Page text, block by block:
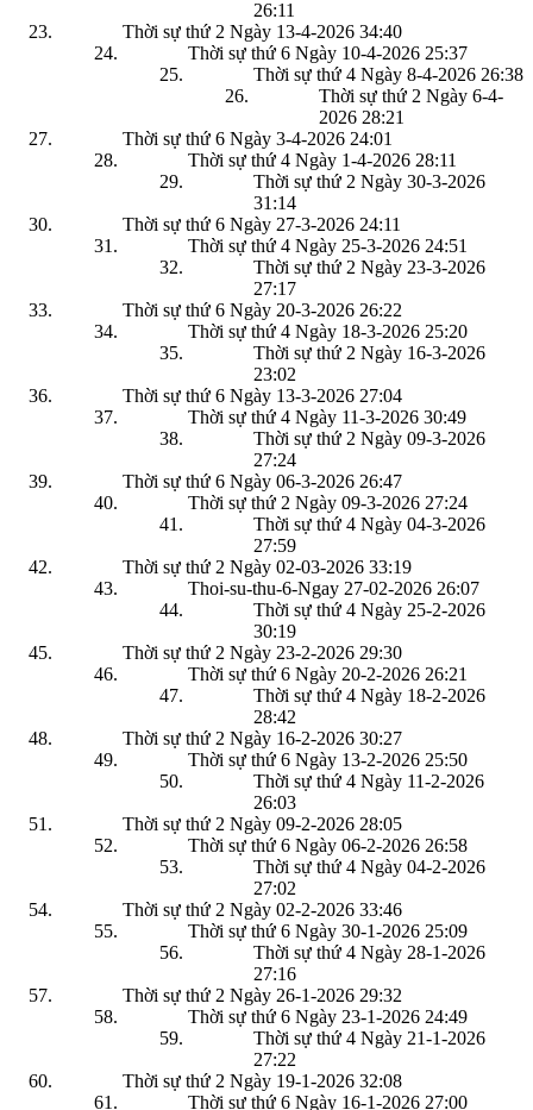
26:11
Thời sự thứ 2 Ngày 13-4-2026 34:40
Thời sự thứ 6 Ngày 10-4-2026 25:37
Thời sự thứ 4 Ngày 8-4-2026 26:38
Thời sự thứ 2 Ngày 6-4-
2026 28:21
Thời sự thứ 6 Ngày 3-4-2026 24:01
Thời sự thứ 4 Ngày 1-4-2026 28:11
Thời sự thứ 2 Ngày 30-3-2026
31:14
Thời sự thứ 6 Ngày 27-3-2026 24:11
Thời sự thứ 4 Ngày 25-3-2026 24:51
Thời sự thứ 2 Ngày 23-3-2026
27:17
Thời sự thứ 6 Ngày 20-3-2026 26:22
Thời sự thứ 4 Ngày 18-3-2026 25:20
Thời sự thứ 2 Ngày 16-3-2026
23:02
Thời sự thứ 6 Ngày 13-3-2026 27:04
Thời sự thứ 4 Ngày 11-3-2026 30:49
Thời sự thứ 2 Ngày 09-3-2026
27:24
Thời sự thứ 6 Ngày 06-3-2026 26:47
Thời sự thứ 2 Ngày 09-3-2026 27:24
Thời sự thứ 4 Ngày 04-3-2026
27:59
Thời sự thứ 2 Ngày 02-03-2026 33:19
Thoi-su-thu-6-Ngay 27-02-2026 26:07
Thời sự thứ 4 Ngày 25-2-2026
30:19
Thời sự thứ 2 Ngày 23-2-2026 29:30
Thời sự thứ 6 Ngày 20-2-2026 26:21
Thời sự thứ 4 Ngày 18-2-2026
28:42
Thời sự thứ 2 Ngày 16-2-2026 30:27
Thời sự thứ 6 Ngày 13-2-2026 25:50
Thời sự thứ 4 Ngày 11-2-2026
26:03
Thời sự thứ 2 Ngày 09-2-2026 28:05
Thời sự thứ 6 Ngày 06-2-2026 26:58
Thời sự thứ 4 Ngày 04-2-2026
27:02
Thời sự thứ 2 Ngày 02-2-2026 33:46
Thời sự thứ 6 Ngày 30-1-2026 25:09
Thời sự thứ 4 Ngày 28-1-2026
27:16
Thời sự thứ 2 Ngày 26-1-2026 29:32
Thời sự thứ 6 Ngày 23-1-2026 24:49
Thời sự thứ 4 Ngày 21-1-2026
27:22
Thời sự thứ 2 Ngày 19-1-2026 32:08
Thời sự thứ 6 Ngày 16-1-2026 27:00